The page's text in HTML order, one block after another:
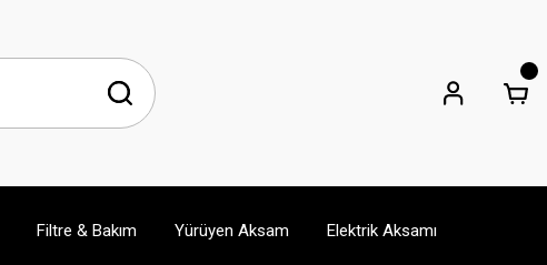
Filtre & Bakım Yürüyen Aksam Elektrik Aksamı